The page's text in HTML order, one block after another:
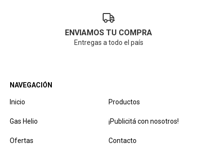
ENVIAMOS TU COMPRA
Entregas a todo el país
NAVEGACIÓN
Inicio Productos
Gas Helio ¡Publicitá con nosotros!
Ofertas Contacto